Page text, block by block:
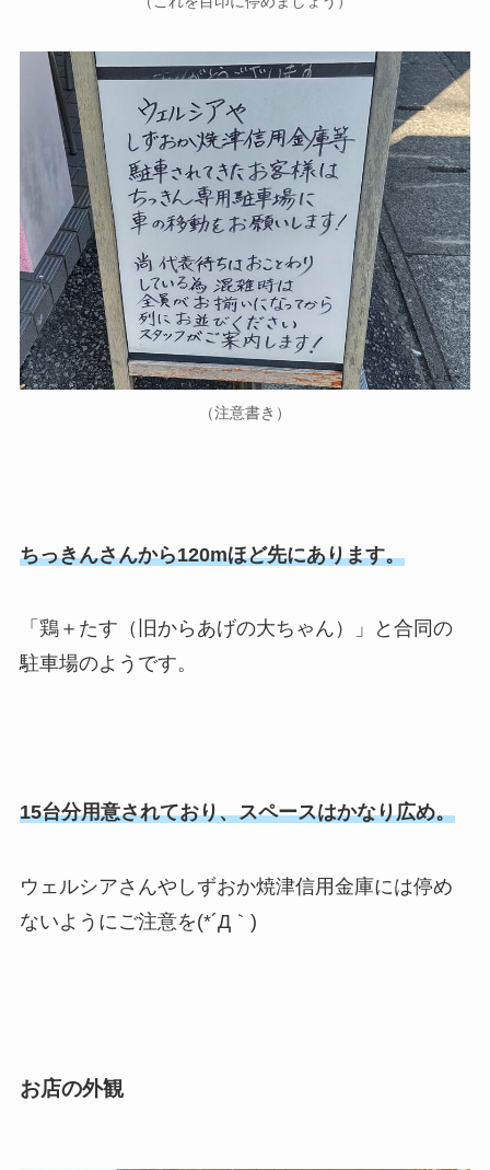
（注意書き）
ちっきんさんから120mほど先にあります。
「鶏＋たす（旧からあげの大ちゃん）」と合同の
駐車場のようです。
15台分用意されており、スペースはかなり広め。
ウェルシアさんやしずおか焼津信用金庫には停め
ないようにご注意を(*´Д｀)
お店の外観